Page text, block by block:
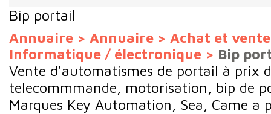
Bip portail
Annuaire > Annuaire > Achat et
Informatique / électronique > Bip
Vente d'automatismes de portail à prix
telecommmande, motorisation, bip de
Marques Key Automation, Sea, Came a